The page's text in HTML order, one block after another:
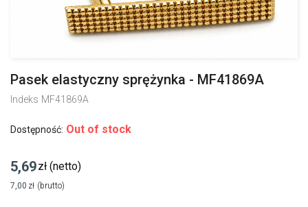
Pasek elastyczny sprężynka - MF41869A
Indeks MF41869A
Dostępność: Out of stock
5,69zł (netto)
7,00 zł (brutto)